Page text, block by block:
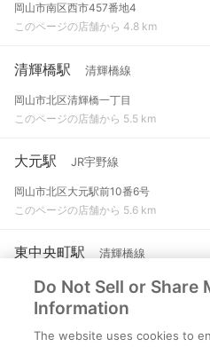
岡山市南区西市457番地4
このページの店舗から 4.8 km
清輝橋駅 清輝橋線
岡山市北区清輝橋一丁目
このページの店舗から 5.5 km
大元駅 JR宇野線
岡山市北区大元駅前10番6号
このページの店舗から 5.6 km
東中央町駅 清輝橋線
岡山市北区東中央町・南中央町
このページの店舗から 5.8 km
Do Not Sell or Share
Information
The website uses cookies to